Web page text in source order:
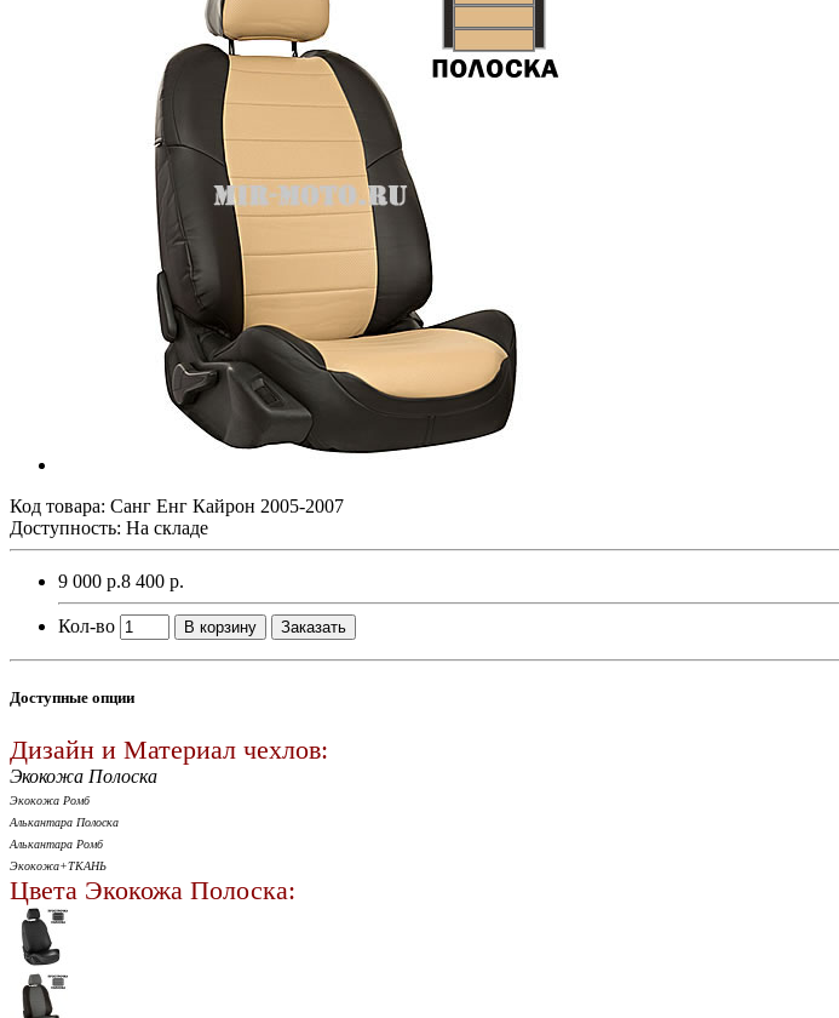
Код товара: Санг Енг Кайрон 2005-2007
Доступность: На складе
9 000 р.8 400 р.
Кол-во В корзину Заказать
Доступные опции
Дизайн и Материал чехлов:
Экокожа Полоска
Экокожа Ромб
Алькантара Полоска
Алькантара Ромб
Экокожа+ТКАНЬ
Цвета Экокожа Полоска: